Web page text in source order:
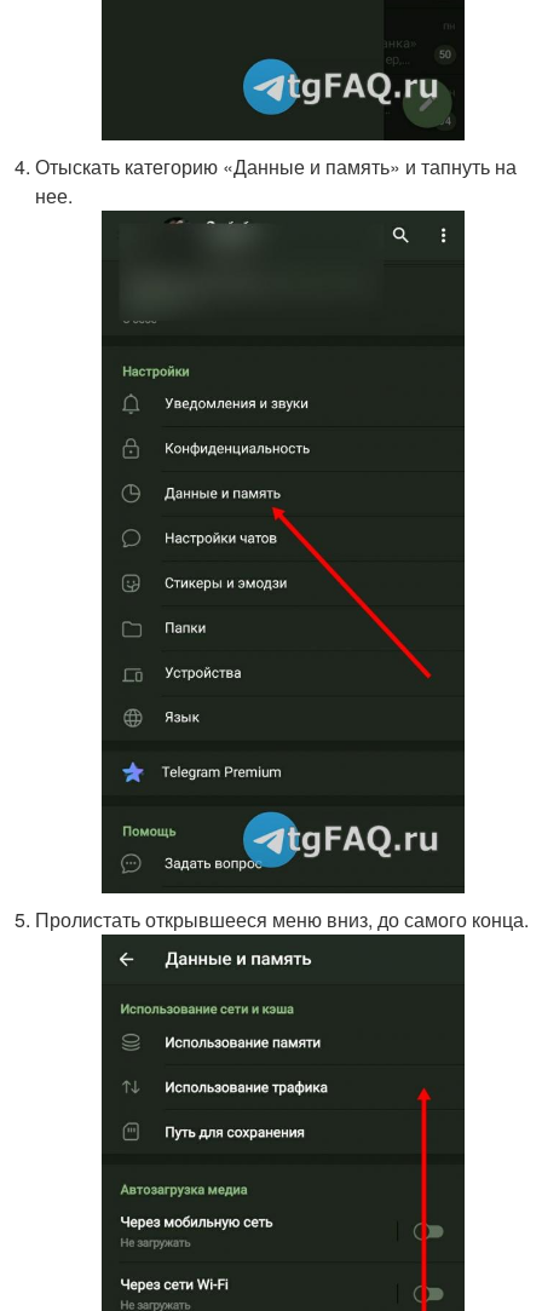
Отыскать категорию «Данные и память» и тапнуть на
нее.
Пролистать открывшееся меню вниз, до самого конца.